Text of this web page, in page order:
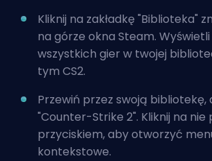
Kliknij na zakładkę "Biblioteka"
na górze okna Steam. Wyświetli
wszystkich gier w twojej
tym CS2.
Przewiń przez swoją bibliotekę,
"Counter-Strike 2". Kliknij na nie
przyciskiem, aby otworzyć
kontekstowe.